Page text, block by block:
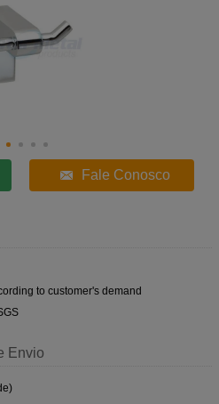
Fale Conosco
to customer's demand
Envio